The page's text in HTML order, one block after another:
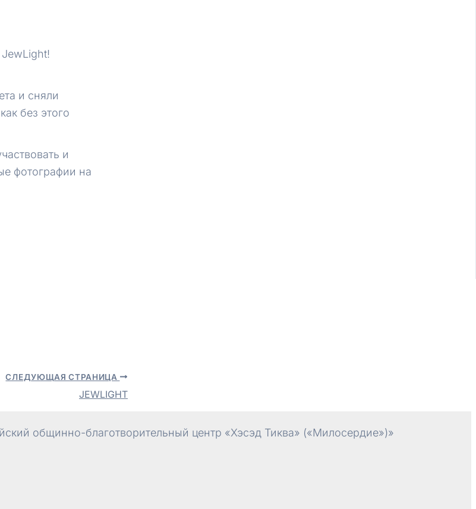
JewLight!
и сняли
без этого
и
фотографии на
СЛЕДУЮЩАЯ СТРАНИЦА
JEWLIGHT
общинно-благотворительный центр «Хэсэд Тиква» («Милосердие»)»